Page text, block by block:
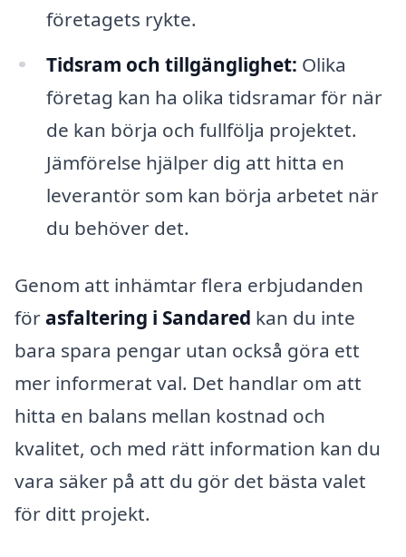
företagets rykte.
Tidsram och tillgänglighet: Olika
företag kan ha olika tidsramar för när
de kan börja och fullfölja projektet.
Jämförelse hjälper dig att hitta en
leverantör som kan börja arbetet när
du behöver det.
Genom att inhämtar flera erbjudanden
för asfaltering i Sandared kan du inte
bara spara pengar utan också göra ett
mer informerat val. Det handlar om att
hitta en balans mellan kostnad och
kvalitet, och med rätt information kan du
vara säker på att du gör det bästa valet
för ditt projekt.